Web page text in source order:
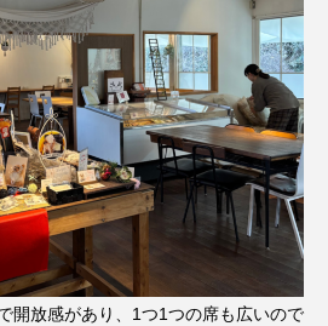
開放感があり、1つ1つの席も広いので